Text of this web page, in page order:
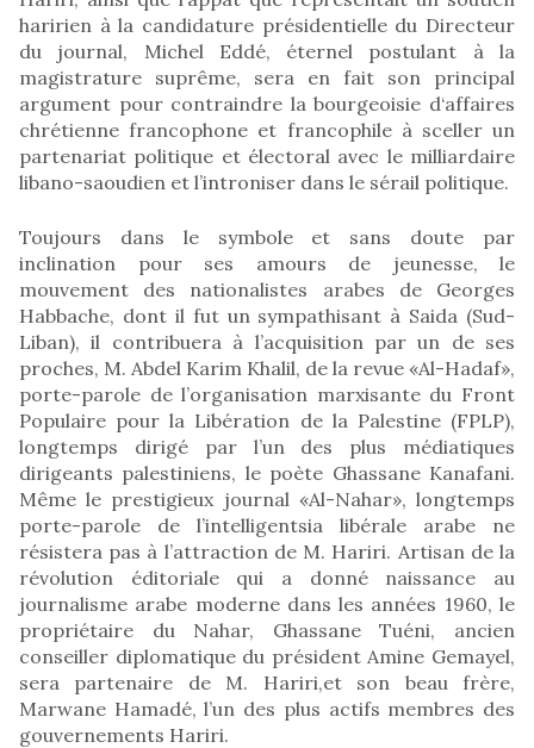
haririen à la candidature présidentielle du Directeur
du journal, Michel Eddé, éternel postulant à la
magistrature suprême, sera en fait son principal
argument pour contraindre la bourgeoisie d‘affaires
chrétienne francophone et francophile à sceller un
partenariat politique et électoral avec le milliardaire
libano-saoudien et l’introniser dans le sérail politique.
Toujours dans le symbole et sans doute par
inclination pour ses amours de jeunesse, le
mouvement des nationalistes arabes de Georges
Habbache, dont il fut un sympathisant à Saida (Sud-
Liban), il contribuera à l’acquisition par un de ses
proches, M. Abdel Karim Khalil, de la revue «Al-Hadaf»,
porte-parole de l’organisation marxisante du Front
Populaire pour la Libération de la Palestine (FPLP),
longtemps dirigé par l’un des plus médiatiques
dirigeants palestiniens, le poète Ghassane Kanafani.
Même le prestigieux journal «Al-Nahar», longtemps
porte-parole de l’intelligentsia libérale arabe ne
résistera pas à l’attraction de M. Hariri. Artisan de la
révolution éditoriale qui a donné naissance au
journalisme arabe moderne dans les années 1960, le
propriétaire du Nahar, Ghassane Tuéni, ancien
conseiller diplomatique du président Amine Gemayel,
sera partenaire de M. Hariri,et son beau frère,
Marwane Hamadé, l’un des plus actifs membres des
gouvernements Hariri.